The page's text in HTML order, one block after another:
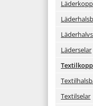
Läderselar
Textilselar